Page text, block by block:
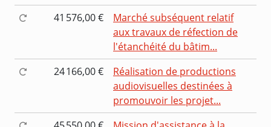
41 576,00 €
Marché subséquent relatif
aux travaux de réfection de
l'étanchéité du bâtim...
24 166,00 €
Réalisation de productions
audiovisuelles destinées à
promouvoir les projet...